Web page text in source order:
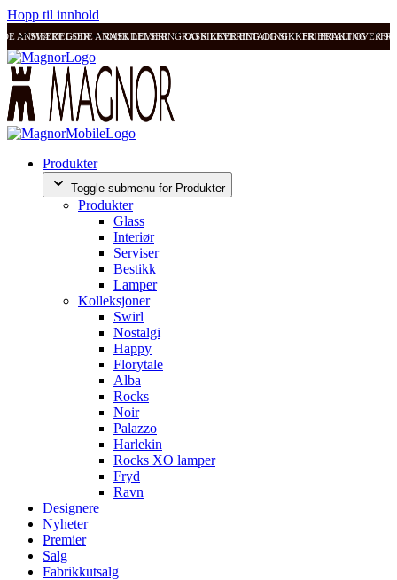
Hopp til innhold
ANMELDELSER RASK LEVERING OG SIKKER BETALING FRI FRAKT OVER
SVÆRT GODE ANMELDELSER RASK LEVERING OG SIKKER BETALING
Produkter
Toggle submenu for Produkter
Produkter
Glass
Interiør
Serviser
Bestikk
Lamper
Kolleksjoner
Swirl
Nostalgi
Happy
Florytale
Alba
Rocks
Noir
Palazzo
Harlekin
Rocks XO lamper
Fryd
Ravn
Designere
Nyheter
Premier
Salg
Fabrikkutsalg